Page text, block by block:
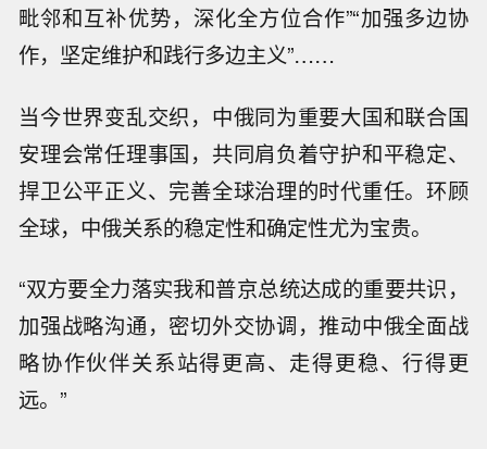
毗邻和互补优势，深化全方位合作”“加强多边协
作，坚定维护和践行多边主义”……
当今世界变乱交织，中俄同为重要大国和联合国
安理会常任理事国，共同肩负着守护和平稳定、
捍卫公平正义、完善全球治理的时代重任。环顾
全球，中俄关系的稳定性和确定性尤为宝贵。
“双方要全力落实我和普京总统达成的重要共识，
加强战略沟通，密切外交协调，推动中俄全面战
略协作伙伴关系站得更高、走得更稳、行得更
远。”